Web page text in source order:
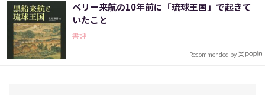
ペリー来航の10年前に「琉球王国」で起きて
いたこと
書評
Recommended by